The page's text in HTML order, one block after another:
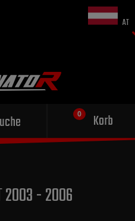
AT
Korb
Sportauspuff
für dein Motorrad
2003 - 2006